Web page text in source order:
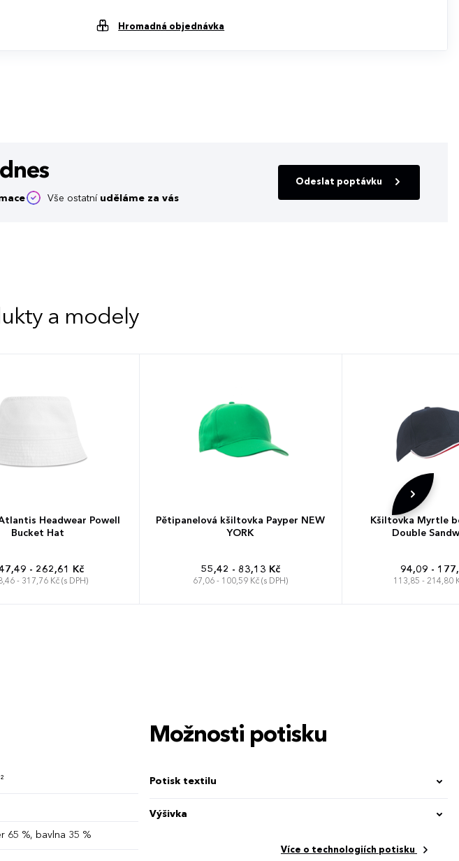
Hromadná objednávka
Vše ostatní uděláme za vás
Odeslat poptávku
a modely
Headwear Powell
Bucket Hat
- 262,61 Kč
- 317,76 Kč (s DPH)
Pětipanelová kšiltovka Payper NEW
YORK
55,42 - 83,13 Kč
67,06 - 100,59 Kč (s DPH)
Kšiltovka Myrtle
Double
94,09 -
113,85 - 214,80
65 %, bavlna 35 %
Možnosti potisku
Potisk textilu
Výšivka
Více o technologiích potisku